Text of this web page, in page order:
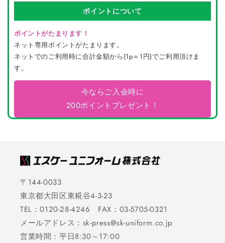
ポイントについて
ポイントがたまります！
ネット専用ポイントがたまります。
ネットでのご利用時に合計金額から(1p＝1円)でご利用頂けま
す。
今ならご入会時に
200ポイントプレゼント！
〒144-0033
東京都大田区東糀谷4-3-23
TEL：0120-28-4246 FAX：03-5705-0321
メールアドレス：sk-press@sk-uniform.co.jp
営業時間：平日8:30～17:00